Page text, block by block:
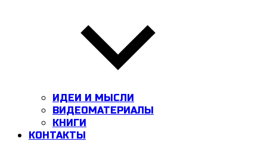
ИДЕИ И МЫСЛИ
ВИДЕОМАТЕРИАЛЫ
КНИГИ
КОНТАКТЫ